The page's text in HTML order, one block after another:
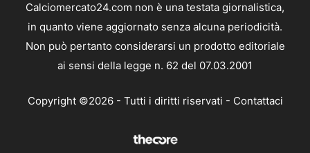
Calciomercato24.com non è una testata giornalistica,
in quanto viene aggiornato senza alcuna periodicità.
Non può pertanto considerarsi un prodotto editoriale
ai sensi della legge n. 62 del 07.03.2001
Copyright ©2026 - Tutti i diritti riservati - Contattaci